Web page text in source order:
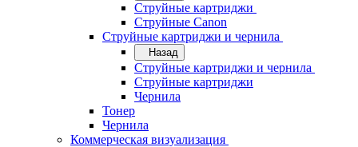
Струйные картриджи
Струйные Canon
Струйные картриджи и чернила
Назад
Струйные картриджи и чернила
Струйные картриджи
Чернила
Тонер
Чернила
Коммерческая визуализация